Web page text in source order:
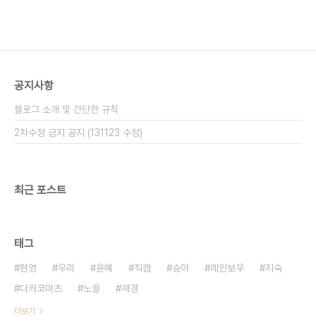
공지사항
블로그 소개 및 간단한 규칙
2차수정 금지 공지 (131123 수정)
최근 포스트
태그
현영 우리 윤혜 직캠 승아 레인보우
지숙
다카코마츠
노을 재경
더보기